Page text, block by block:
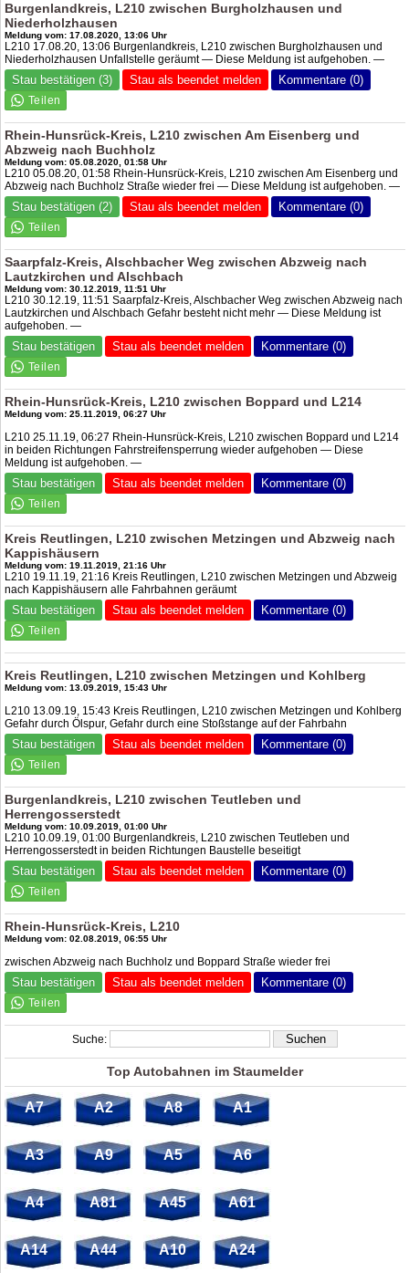
Burgenlandkreis, L210 zwischen Burgholzhausen und
Niederholzhausen
Meldung vom: 17.08.2020, 13:06 Uhr
L210 17.08.20, 13:06 Burgenlandkreis, L210 zwischen Burgholzhausen und
Niederholzhausen Unfallstelle geräumt — Diese Meldung ist aufgehoben. —
Stau bestätigen (3) Stau als beendet melden Kommentare (0)
Rhein-Hunsrück-Kreis, L210 zwischen Am Eisenberg und
Abzweig nach Buchholz
Meldung vom: 05.08.2020, 01:58 Uhr
L210 05.08.20, 01:58 Rhein-Hunsrück-Kreis, L210 zwischen Am Eisenberg und
Abzweig nach Buchholz Straße wieder frei — Diese Meldung ist aufgehoben. —
Stau bestätigen (2) Stau als beendet melden Kommentare (0)
Saarpfalz-Kreis, Alschbacher Weg zwischen Abzweig nach
Lautzkirchen und Alschbach
Meldung vom: 30.12.2019, 11:51 Uhr
L210 30.12.19, 11:51 Saarpfalz-Kreis, Alschbacher Weg zwischen Abzweig nach
Lautzkirchen und Alschbach Gefahr besteht nicht mehr — Diese Meldung ist
aufgehoben. —
Stau bestätigen Stau als beendet melden Kommentare (0)
Rhein-Hunsrück-Kreis, L210 zwischen Boppard und L214
Meldung vom: 25.11.2019, 06:27 Uhr
L210 25.11.19, 06:27 Rhein-Hunsrück-Kreis, L210 zwischen Boppard und L214
in beiden Richtungen Fahrstreifensperrung wieder aufgehoben — Diese
Meldung ist aufgehoben. —
Stau bestätigen Stau als beendet melden Kommentare (0)
Kreis Reutlingen, L210 zwischen Metzingen und Abzweig nach
Kappishäusern
Meldung vom: 19.11.2019, 21:16 Uhr
L210 19.11.19, 21:16 Kreis Reutlingen, L210 zwischen Metzingen und Abzweig
nach Kappishäusern alle Fahrbahnen geräumt
Stau bestätigen Stau als beendet melden Kommentare (0)
Kreis Reutlingen, L210 zwischen Metzingen und Kohlberg
Meldung vom: 13.09.2019, 15:43 Uhr
L210 13.09.19, 15:43 Kreis Reutlingen, L210 zwischen Metzingen und Kohlberg
Gefahr durch Ölspur, Gefahr durch eine Stoßstange auf der Fahrbahn
Stau bestätigen Stau als beendet melden Kommentare (0)
Burgenlandkreis, L210 zwischen Teutleben und
Herrengosserstedt
Meldung vom: 10.09.2019, 01:00 Uhr
L210 10.09.19, 01:00 Burgenlandkreis, L210 zwischen Teutleben und
Herrengosserstedt in beiden Richtungen Baustelle beseitigt
Stau bestätigen Stau als beendet melden Kommentare (0)
Rhein-Hunsrück-Kreis, L210
Meldung vom: 02.08.2019, 06:55 Uhr
zwischen Abzweig nach Buchholz und Boppard Straße wieder frei
Stau bestätigen Stau als beendet melden Kommentare (0)
Suche:
Top Autobahnen im Staumelder
A7 A2 A8 A1
A3 A9 A5 A6
A4 A81 A45 A61
A14 A44 A10 A24